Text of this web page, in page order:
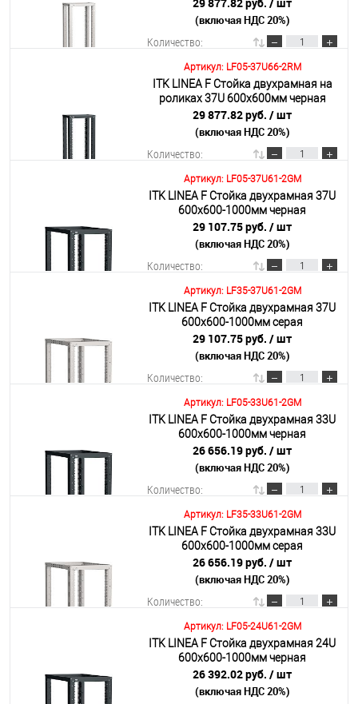
Подробнее(включая НДС 20%)
Количество:
В корзину
Подробнее
Артикул: LF05-37U66-2RM
ITK LINEA F Стойка двухрамная на
роликах 37U 600х600мм черная
29 877.82 руб. / шт
(включая НДС 20%)
Количество:
В корзину
Подробнее
Артикул: LF05-37U61-2GM
ITK LINEA F Стойка двухрамная 37U
600х600-1000мм черная
29 107.75 руб. / шт
(включая НДС 20%)
Количество:
В корзину
Подробнее
Артикул: LF35-37U61-2GM
ITK LINEA F Стойка двухрамная 37U
600х600-1000мм серая
29 107.75 руб. / шт
(включая НДС 20%)
Количество:
В корзину
Подробнее
Артикул: LF05-33U61-2GM
ITK LINEA F Стойка двухрамная 33U
600х600-1000мм черная
26 656.19 руб. / шт
(включая НДС 20%)
Количество:
В корзину
Подробнее
Артикул: LF35-33U61-2GM
ITK LINEA F Стойка двухрамная 33U
600х600-1000мм серая
26 656.19 руб. / шт
(включая НДС 20%)
Количество:
В корзину
Подробнее
Артикул: LF05-24U61-2GM
ITK LINEA F Стойка двухрамная 24U
600х600-1000мм черная
26 392.02 руб. / шт
(включая НДС 20%)